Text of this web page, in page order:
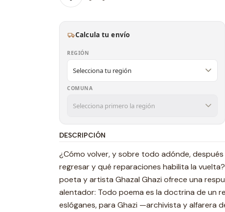
Calcula tu envío
REGIÓN
COMUNA
DESCRIPCIÓN
¿Cómo volver, y sobre todo adónde,
regresar y qué reparaciones habilita la
poeta y artista Ghazal Ghazi ofrece una
alentador: Todo poema es la doctrina de un
eslóganes, para Ghazi —archivista y alfarera